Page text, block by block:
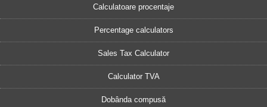
Calculatoare procentaje
Percentage calculators
Sales Tax Calculator
Calculator TVA
Dobânda compusă